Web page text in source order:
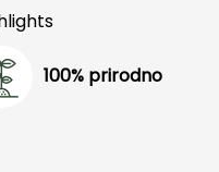
100% prirodno